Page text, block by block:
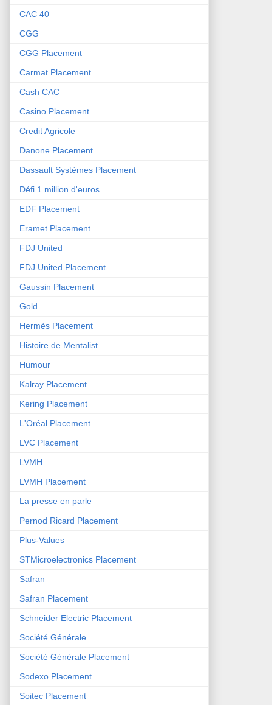
CAC 40
CGG
CGG Placement
Carmat Placement
Cash CAC
Casino Placement
Credit Agricole
Danone Placement
Dassault Systèmes Placement
Défi 1 million d'euros
EDF Placement
Eramet Placement
FDJ United
FDJ United Placement
Gaussin Placement
Gold
Hermès Placement
Histoire de Mentalist
Humour
Kalray Placement
Kering Placement
L'Oréal Placement
LVC Placement
LVMH
LVMH Placement
La presse en parle
Pernod Ricard Placement
Plus-Values
STMicroelectronics Placement
Safran
Safran Placement
Schneider Electric Placement
Société Générale
Société Générale Placement
Sodexo Placement
Soitec Placement